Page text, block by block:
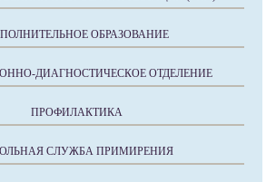
ОБРАЗОВАНИЕ
ДИАГНОСТИЧЕСКОЕ ОТДЕЛЕНИЕ
ПРОФИЛАКТИКА
СЛУЖБА ПРИМИРЕНИЯ